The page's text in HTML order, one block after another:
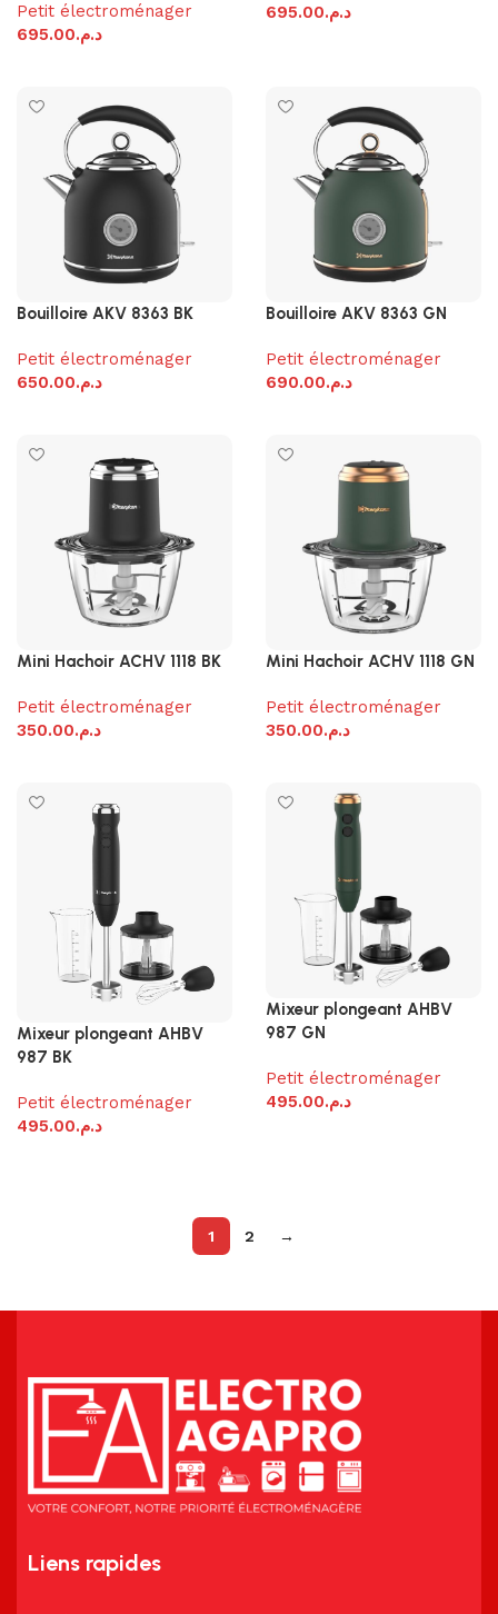
Petit électroménager
د.م.695.00
د.م.695.00
Bouilloire AKV 8363 BK
Petit électroménager
د.م.650.00
Bouilloire AKV 8363 GN
Petit électroménager
د.م.690.00
Mini Hachoir ACHV 1118 BK
Petit électroménager
د.م.350.00
Mini Hachoir ACHV 1118 GN
Petit électroménager
د.م.350.00
Mixeur plongeant AHBV
987 BK
Petit électroménager
د.م.495.00
Mixeur plongeant AHBV
987 GN
Petit électroménager
د.م.495.00
1 2 →
Liens rapides